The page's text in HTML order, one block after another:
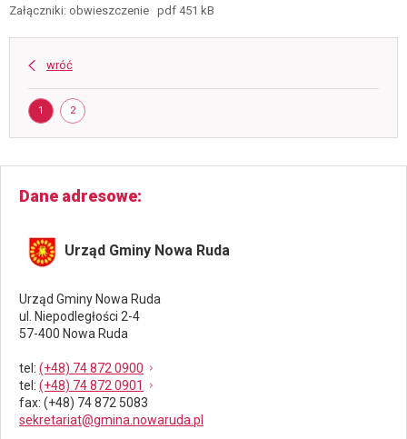
gng.6730.372.2025.bł
zawiadomienia
materiale
wójta
nowa
dnia
2026
zawiadomienia
materiale
Załączniki: obwieszczenie pdf 451 kB
wróć
Strona
STRONA
1 STRONA
2
Dane adresowe
Urząd Gminy Nowa Ruda
Urząd Gminy Nowa Ruda
ul. Niepodległości 2-4
57-400 Nowa Ruda
tel : (+48) 74 872 0900
tel : (+48) 74 872 0901
fax: (+48) 74 872 5083
sekretariat@gmina.nowaruda.pl